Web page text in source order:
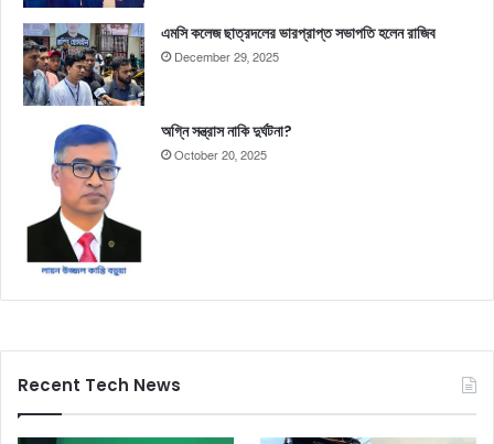
এমসি কলেজ ছাত্রদলের ভারপ্রাপ্ত সভাপতি হলেন রাজিব
December 29, 2025
অগ্নি সন্ত্রাস নাকি দুর্ঘটনা?
October 20, 2025
Recent Tech News